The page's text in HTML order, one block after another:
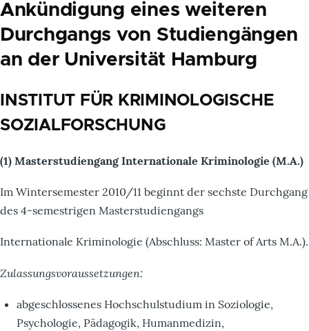
Ankündigung eines weiteren
Durchgangs von Studiengängen
an der Universität Hamburg
INSTITUT FÜR KRIMINOLOGISCHE
SOZIALFORSCHUNG
(1) Masterstudiengang Internationale Kriminologie (M.A.)
Im Wintersemester 2010/11 beginnt der sechste Durchgang
des 4-semestrigen Masterstudiengangs
Internationale Kriminologie (Abschluss: Master of Arts M.A.).
Zulassungsvoraussetzungen:
abgeschlossenes Hochschulstudium in Soziologie,
Psychologie, Pädagogik, Humanmedizin,